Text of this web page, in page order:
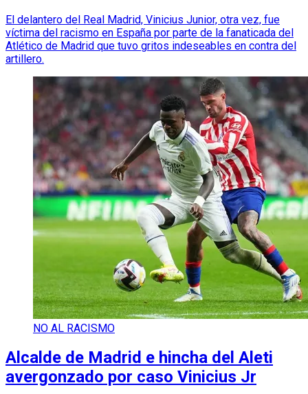
El delantero del Real Madrid, Vinicius Junior, otra vez, fue
víctima del racismo en España por parte de la fanaticada del
Atlético de Madrid que tuvo gritos indeseables en contra del
artillero.
NO AL RACISMO
Alcalde de Madrid e hincha del Aleti
avergonzado por caso Vinicius Jr